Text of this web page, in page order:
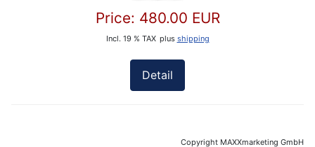
Price: 480.00 EUR
Incl. 19 % TAX plus shipping
Detail
Copyright MAXXmarketing GmbH